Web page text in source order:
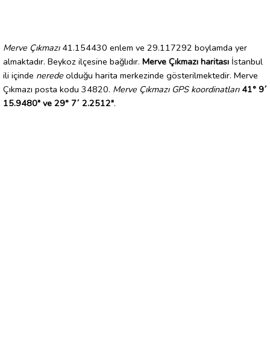
Merve Çıkmazı41.154430 enlem ve 29.117292 boylamda yer
almaktadır. Beykoz ilçesine bağlıdır. Merve Çıkmazı haritası İstanbul
ili içinde nerede olduğu harita merkezinde gösterilmektedir. Merve
Çıkmazı posta kodu 34820. Merve Çıkmazı GPS koordinatları 41° 9´
15.9480" ve 29° 7´ 2.2512".